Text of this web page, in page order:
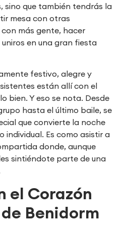
sino que también tendrás la
mesa con otras
más gente, hacer
en una gran fiesta
festivo, alegre y
están allí con el
bien. Y eso se nota. Desde
hasta el último baile, se
que convierte la noche
individual. Es como asistir a
donde, aunque
sintiéndote parte de una
el Corazón
Benidorm